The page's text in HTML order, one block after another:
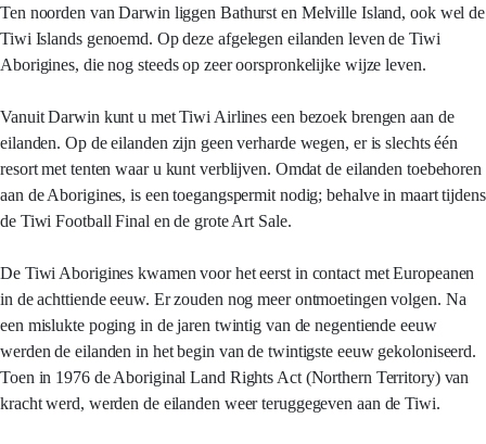
Ten noorden van Darwin liggen Bathurst en Melville Island, ook wel de
Tiwi Islands genoemd. Op deze afgelegen eilanden leven de Tiwi
Aborigines, die nog steeds op zeer oorspronkelijke wijze leven.
Vanuit Darwin kunt u met Tiwi Airlines een bezoek brengen aan de
eilanden. Op de eilanden zijn geen verharde wegen, er is slechts één
resort met tenten waar u kunt verblijven. Omdat de eilanden toebehoren
aan de Aborigines, is een toegangspermit nodig; behalve in maart tijdens
de Tiwi Football Final en de grote Art Sale.
De Tiwi Aborigines kwamen voor het eerst in contact met Europeanen
in de achttiende eeuw. Er zouden nog meer ontmoetingen volgen. Na
een mislukte poging in de jaren twintig van de negentiende eeuw
werden de eilanden in het begin van de twintigste eeuw gekoloniseerd.
Toen in 1976 de Aboriginal Land Rights Act (Northern Territory) van
kracht werd, werden de eilanden weer teruggegeven aan de Tiwi.